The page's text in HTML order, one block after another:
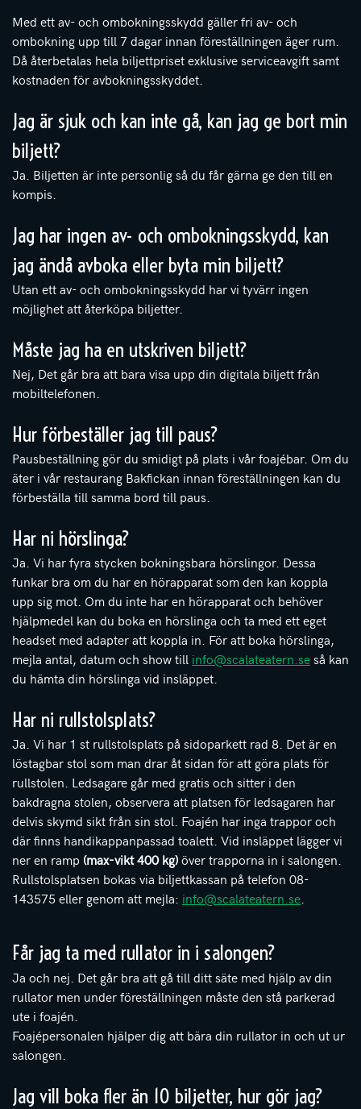
Med ett av- och ombokningsskydd gäller fri av- och
ombokning upp till 7 dagar innan föreställningen äger rum.
Då återbetalas hela biljettpriset exklusive serviceavgift samt
kostnaden för avbokningsskyddet.
Jag är sjuk och kan inte gå, kan jag ge bort min
biljett?
Ja. Biljetten är inte personlig så du får gärna ge den till en
kompis.
Jag har ingen av- och ombokningsskydd, kan
jag ändå avboka eller byta min biljett?
Utan ett av- och ombokningsskydd har vi tyvärr ingen
möjlighet att återköpa biljetter.
Måste jag ha en utskriven biljett?
Nej, Det går bra att bara visa upp din digitala biljett från
mobiltelefonen.
Hur förbeställer jag till paus?
Pausbeställning gör du smidigt på plats i vår foajébar. Om du
äter i vår restaurang Bakfickan innan föreställningen kan du
förbeställa till samma bord till paus.
Har ni hörslinga?
Ja. Vi har fyra stycken bokningsbara hörslingor. Dessa
funkar bra om du har en hörapparat som den kan koppla
upp sig mot. Om du inte har en hörapparat och behöver
hjälpmedel kan du boka en hörslinga och ta med ett eget
headset med adapter att koppla in. För att boka hörslinga,
mejla antal, datum och show till info@scalateatern.seså kan
du hämta din hörslinga vid insläppet.
Har ni rullstolsplats?
Ja. Vi har 1 st rullstolsplats på sidoparkett rad 8. Det är en
löstagbar stol som man drar åt sidan för att göra plats för
rullstolen. Ledsagare går med gratis och sitter i den
bakdragna stolen, observera att platsen för ledsagaren har
delvis skymd sikt från sin stol. Foajén har inga trappor och
där finns handikappanpassad toalett. Vid insläppet lägger vi
ner en ramp (max-vikt 400 kg)över trapporna in i salongen.
Rullstolsplatsen bokas via biljettkassan på telefon 08-
143575 eller genom att mejla: info@scalateatern.se
Får jag ta med rullator in i salongen?
Ja och nej. Det går bra att gå till ditt säte med hjälp av din
rullator men under föreställningen måste den stå parkerad
ute i foajén.
Foajépersonalen hjälper dig att bära din rullator in och ut ur
salongen.
Jag vill boka fler än 10 biljetter, hur gör jag?